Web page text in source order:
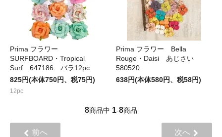
Prima フラワー
SURFBOARD・Tropical
Surf 647186 バラ12pc
825円(本体750円、税75円)
12pc
Prima フラワー Bella
Rouge・Daisi あじさい
580520
638円(本体580円、税58円)
8商品中 1-8商品
前へ 次へ